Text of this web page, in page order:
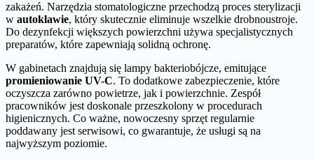
zakażeń. Narzędzia stomatologiczne przechodzą proces sterylizacji
w autoklawie, który skutecznie eliminuje wszelkie drobnoustroje.
Do dezynfekcji większych powierzchni używa specjalistycznych
preparatów, które zapewniają solidną ochronę.
W gabinetach znajdują się lampy bakteriobójcze, emitujące
promieniowanie UV-C. To dodatkowe zabezpieczenie, które
oczyszcza zarówno powietrze, jak i powierzchnie. Zespół
pracowników jest doskonale przeszkolony w procedurach
higienicznych. Co ważne, nowoczesny sprzęt regularnie
poddawany jest serwisowi, co gwarantuje, że usługi są na
najwyższym poziomie.